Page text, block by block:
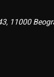
11000